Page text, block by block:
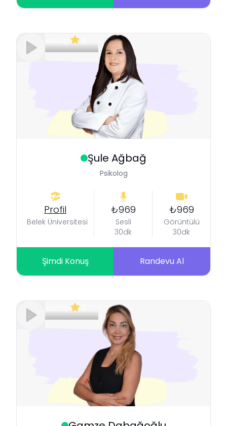
Şule Ağbağ
Psikolog
Profil
Belek Üniversitesi
₺969
Sesli
30dk
₺969
Görüntülü
30dk
Şimdi Konuş Randevu Al